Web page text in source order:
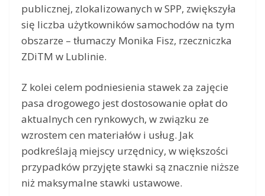
publicznej, zlokalizowanych w SPP, zwiększyła
się liczba użytkowników samochodów na tym
obszarze – tłumaczy Monika Fisz, rzeczniczka
ZDiTM w Lublinie.
Z kolei celem podniesienia stawek za zajęcie
pasa drogowego jest dostosowanie opłat do
aktualnych cen rynkowych, w związku ze
wzrostem cen materiałów i usług. Jak
podkreślają miejscy urzędnicy, w większości
przypadków przyjęte stawki są znacznie niższe
niż maksymalne stawki ustawowe.